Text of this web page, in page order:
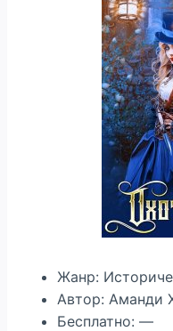
Жанр:
Автор: Аманди
Бесплатно: —